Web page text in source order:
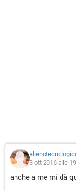
3 ott 2016 alle
anche a me mi dà